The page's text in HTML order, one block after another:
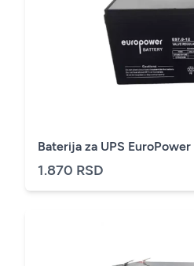
Baterija za UPS EuroPower
1.870 RSD